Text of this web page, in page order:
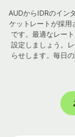
AUDからIDRのイン
ケットレートが採用
です。最適なレー
設定しましょう。
らせします。毎日